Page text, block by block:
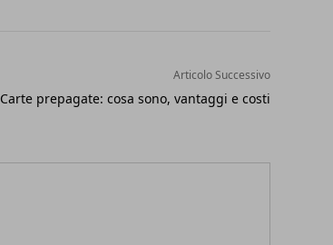
Articolo Successivo
Carte prepagate: cosa sono, vantaggi e costi